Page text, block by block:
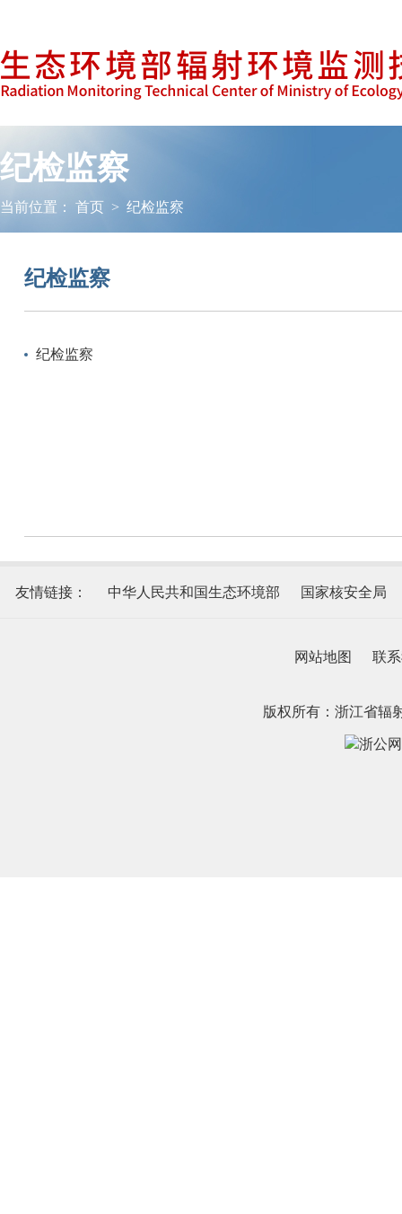
纪检监察
当前位置： 首页 > 纪检监察
纪检监察
纪检监察
友情链接： 中华人民共和国生态环境部 国家核安全局
网站地图 联
版权所有：浙江省辐
浙公